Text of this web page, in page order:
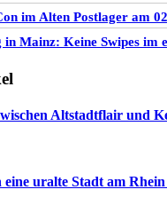
im Alten Postlager am
Mainz: Keine Swipes im
Altstadtflair und
uralte Stadt am